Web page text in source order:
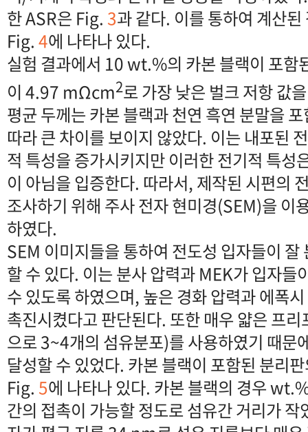
한 ASR은 Fig. 3과 같다. 이를 통하여 계산
Fig.4에 나타나 있다.
실험 결과에서 10 wt.%의 카본 블랙이 포함
이 4.97 mΩcm2로 가장 낮은 벌크 저항 값
평균 두께는 카본 블랙과 천연 흑연 분말을
따라 큰 차이를 보이지 않았다. 이는 내포된
적 특성을 증가시키지만 이러한 전기적 특성
이 아님을 입증한다. 따라서, 제작된 시편의
조사하기 위해 주사 전자 현미경(SEM)을 이
하였다.
SEM 이미지들을 통하여 전도성 입자들이 잘
할 수 있다. 이는 분사 압력과 MEK가 입자들
수 있도록 하였으며, 높은 경화 압력과 에폭
촉진시켰다고 판단된다. 또한 매우 얇은 프
으로 3~4개의 섬유분포)를 사용하였기 때문
달성할 수 있었다. 카본 블랙이 포함된 분리
Fig.5에 나타나 있다. 카본 블랙의 경우
간의 접촉이 가능할 정도로 섬유간 거리가